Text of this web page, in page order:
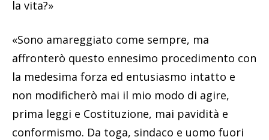
la vita?»
«Sono amareggiato come sempre, ma
affronterò questo ennesimo procedimento con
la medesima forza ed entusiasmo intatto e
non modificherò mai il mio modo di agire,
prima leggi e Costituzione, mai pavidi­tà e
conformismo. Da toga, sindaco e uomo fuori